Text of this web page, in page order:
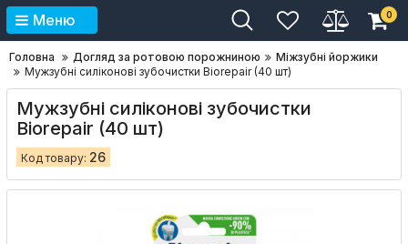
Меню 0
Головна Догляд за ротовою порожниною
Міжзубні йоржики
Мужзубні силіконові зубочистки Biorepair (40 шт)
Мужзубні силіконові зубочистки
Biorepair (40 шт)
Код товару: 26